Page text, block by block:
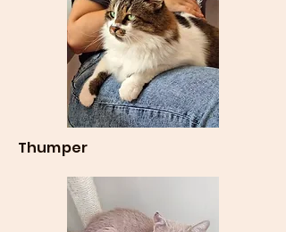
Thumper